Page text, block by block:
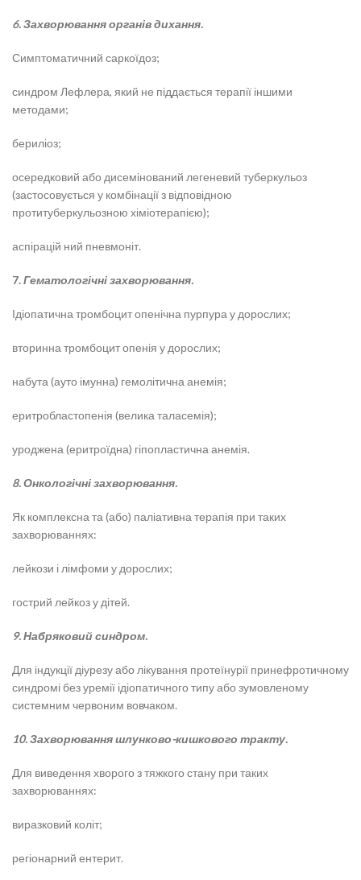
6. Захворювання органів дихання.
Симптоматичний саркоїдоз;
синдром Лефлера, який не піддається терапії іншими
методами;
бериліоз;
осередковий або дисемінований легеневий туберкульоз
(застосовується у комбінації з відповідною
протитуберкульозною хіміотерапією);
аспірацій ний пневмоніт.
7.Гематологічні захворювання.
Ідіопатична тромбоцит опенічна пурпура у дорослих;
вторинна тромбоцит опенія у дорослих;
набута (ауто імунна) гемолітична анемія;
еритробластопенія (велика таласемія);
уроджена (еритроїдна) гіпопластична анемія.
8. Онкологічні захворювання.
Як комплексна та (або) паліативна терапія при таких
захворюваннях:
лейкози і лімфоми у дорослих;
гострий лейкоз у дітей.
9. Набряковий синдром.
Для індукції діурезу або лікування протеїнурії принефротичному
синдромі без уремії ідіопатичного типу або зумовленому
системним червоним вовчаком.
10. Захворювання шлунково-кишкового тракту.
Для виведення хворого з тяжкого стану при таких
захворюваннях:
виразковий коліт;
регіонарний ентерит.